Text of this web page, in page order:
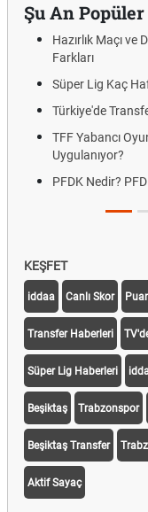
Şu An
Hazırlık Maçı
Farkları
Süper Lig Kaç
Türkiye'de
TFF Yabancı
Uygulanıyor?
PFDK Nedir?
KEŞFET
iddaa Canlı Skor
Transfer Haberleri
Süper Lig Haberleri
Beşiktaş Trabzonspor
Beşiktaş Transfer
Aktif Sayaç